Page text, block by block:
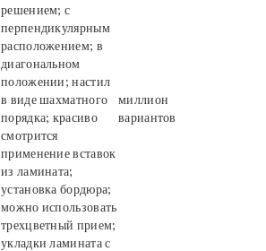
решением; с
перпендикулярным
расположением; в
диагональном
положении; настил
в виде шахматного
порядка; красиво
смотрится
применение вставок
из ламината;
установка бордюра;
можно использовать
трехцветный прием;
укладки ламината с
миллион
вариантов